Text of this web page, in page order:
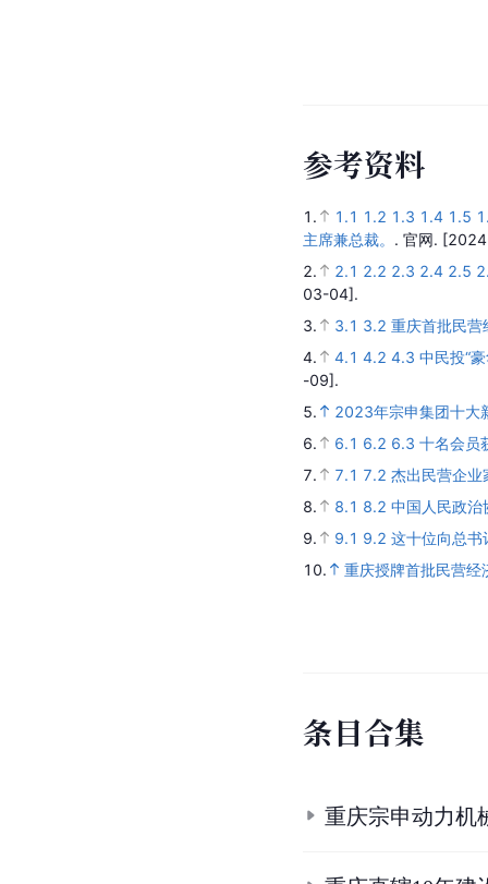
参考资料
1. 1.1 1.2 1.3 1.4 1.5
主席兼总裁。 . 官网.
2.
2.1 2.2 2.3 2.4 2.5
03-04].
3.
3.1 3.2 重庆首批民营
4.
4.1 4.2 4.3 中民投“
-09].
5.
2023年宗申集团十大
6.
6.1 6.2 6.3 十名会员
7.
7.1 7.2 杰出民营企业
8.
8.1 8.2 中国人民政治
9.
9.1 9.2 这十位向总书
10.
重庆授牌首批民营经
条目合集
重庆宗申动力机